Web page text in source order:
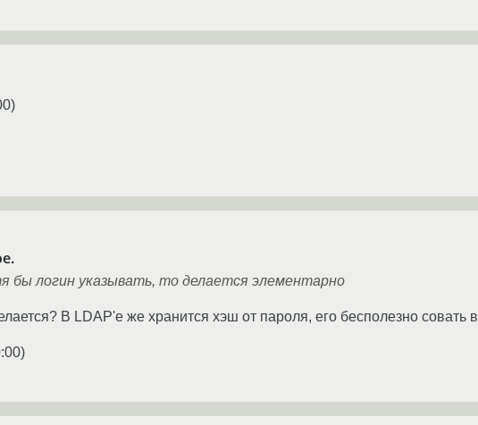
)
бы логин указывать, то делается элементарно
В LDAP'е же хранится хэш от пароля, его бесполезно совать в
)